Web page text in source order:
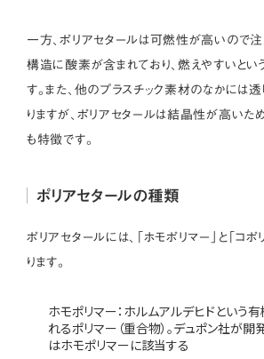
一方、ポリアセタールは可燃性が高いので
構造に酸素が含まれており、燃えやすいとい
す。また、他のプラスチック素材のなかには
りますが、ポリアセタールは結晶性が高い
も特徴です。
ポリアセタールの種類
ポリアセタールには、「ホモポリマー」と「コ
ります。
ホモポリマー：ホルムアルデヒドという
れるポリマー（重合物）。デュポン社が
はホモポリマーに該当する